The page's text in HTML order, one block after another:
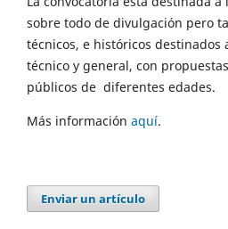
sobre todo de divulgación pero
técnicos, e históricos destinados
técnico y general, con
públicos de diferentes edades.
Más información aquí.
Enviar un artículo